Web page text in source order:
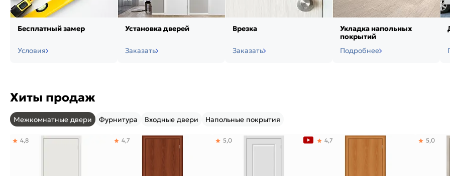
Бесплатный замер
Условия
Установка дверей
Заказать
Врезка
Заказать
Укладка напольных
покрытий
Подробнее
Хиты продаж
Межкомнатные двери Фурнитура Входные двери Напольные покрытия
4,8 4,7 5,0 4,7 5,0